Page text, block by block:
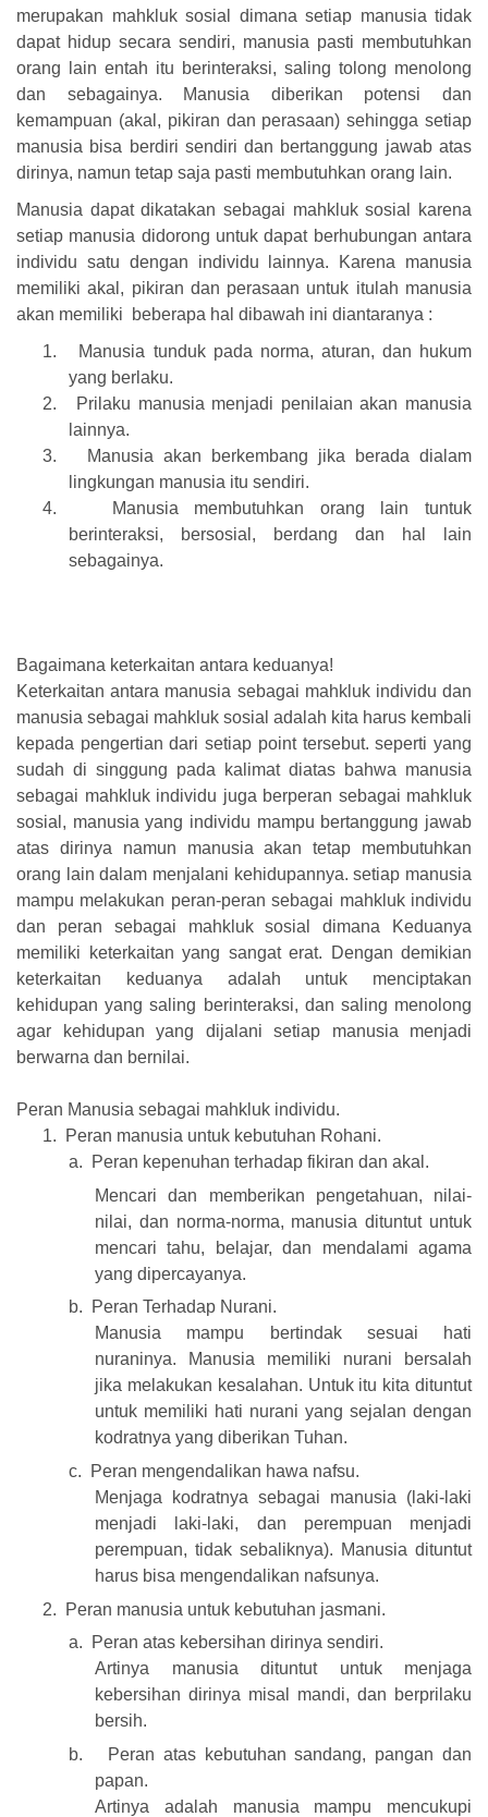
merupakan mahkluk sosial dimana setiap manusia tidak
dapat hidup secara sendiri, manusia pasti membutuhkan
orang lain entah itu berinteraksi, saling tolong menolong
dan sebagainya. Manusia diberikan potensi dan
kemampuan (akal, pikiran dan perasaan) sehingga setiap
manusia bisa berdiri sendiri dan bertanggung jawab atas
dirinya, namun tetap saja pasti membutuhkan orang lain.
Manusia dapat dikatakan sebagai mahkluk sosial karena
setiap manusia didorong untuk dapat berhubungan antara
individu satu dengan individu lainnya. Karena manusia
memiliki akal, pikiran dan perasaan untuk itulah manusia
akan memiliki
beberapa hal dibawah ini diantaranya :
1.
Manusia tunduk pada norma, aturan, dan hukum
yang berlaku.
2.
Prilaku manusia menjadi penilaian akan manusia
lainnya.
3.
Manusia akan berkembang jika berada dialam
lingkungan manusia itu sendiri.
4.
Manusia membutuhkan orang lain tuntuk
berinteraksi, bersosial, berdang dan hal lain
sebagainya.
Bagaimana keterkaitan antara keduanya!
Keterkaitan antara manusia sebagai mahkluk individu dan
manusia sebagai mahkluk sosial adalah kita harus kembali
kepada pengertian dari setiap point tersebut. seperti yang
sudah di singgung pada kalimat diatas bahwa manusia
sebagai mahkluk individu juga berperan sebagai mahkluk
sosial, manusia yang individu mampu bertanggung jawab
atas dirinya namun manusia akan tetap membutuhkan
orang lain dalam menjalani kehidupannya. setiap manusia
mampu melakukan peran-peran sebagai mahkluk individu
dan peran sebagai mahkluk sosial dimana Keduanya
memiliki keterkaitan yang sangat erat. Dengan demikian
keterkaitan keduanya adalah untuk menciptakan
kehidupan yang saling berinteraksi, dan saling menolong
agar kehidupan yang dijalani setiap manusia menjadi
berwarna dan bernilai.
Peran Manusia sebagai mahkluk individu.
1.
Peran manusia untuk kebutuhan Rohani.
a.
Peran kepenuhan terhadap fikiran dan akal.
Mencari dan memberikan pengetahuan, nilai-
nilai, dan norma-norma, manusia dituntut untuk
mencari tahu, belajar, dan mendalami agama
yang dipercayanya.
b.
Peran Terhadap Nurani.
Manusia mampu bertindak sesuai hati
nuraninya. Manusia memiliki nurani bersalah
jika melakukan kesalahan. Untuk itu kita dituntut
untuk memiliki hati nurani yang sejalan dengan
kodratnya yang diberikan Tuhan.
c.
Peran mengendalikan hawa nafsu.
Menjaga kodratnya sebagai manusia (laki-laki
menjadi laki-laki, dan perempuan menjadi
perempuan, tidak sebaliknya). Manusia dituntut
harus bisa mengendalikan nafsunya.
2.
Peran manusia untuk kebutuhan jasmani.
a.
Peran atas kebersihan dirinya sendiri.
Artinya manusia dituntut untuk menjaga
kebersihan dirinya misal mandi, dan berprilaku
bersih.
b.
Peran atas kebutuhan sandang, pangan dan
papan.
Artinya adalah manusia mampu mencukupi